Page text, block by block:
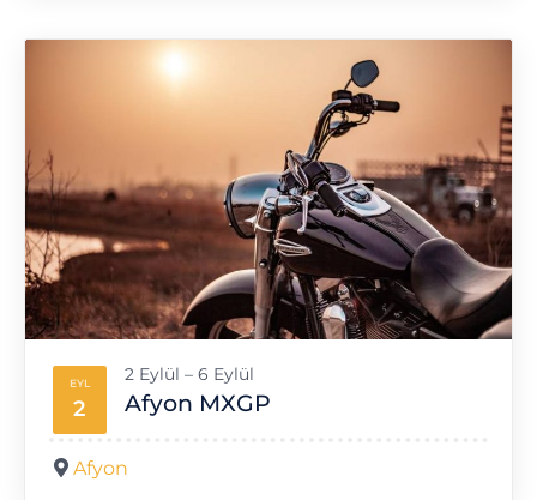
EYL
2 Afyon MXGP
2 Eylül – 6 Eylül
Afyon